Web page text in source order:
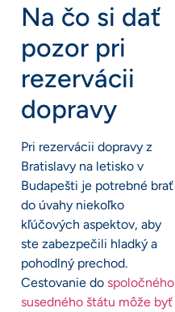
Na čo si dať
pozor pri
rezervácii
dopravy
Pri rezervácii dopravy z
Bratislavy na letisko v
Budapešti je potrebné brať
do úvahy niekoľko
kľúčových aspektov, aby
ste zabezpečili hladký a
pohodlný prechod.
Cestovanie do spoločného
susedného štátu môže byť